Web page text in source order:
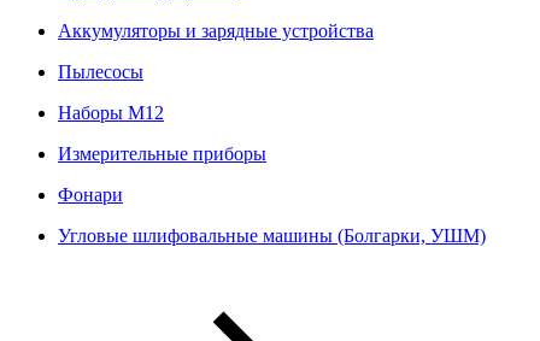
Аккумуляторы и зарядные устройства
Пылесосы
Наборы М12
Измерительные приборы
Фонари
Угловые шлифовальные машины (Болгарки, УШМ)